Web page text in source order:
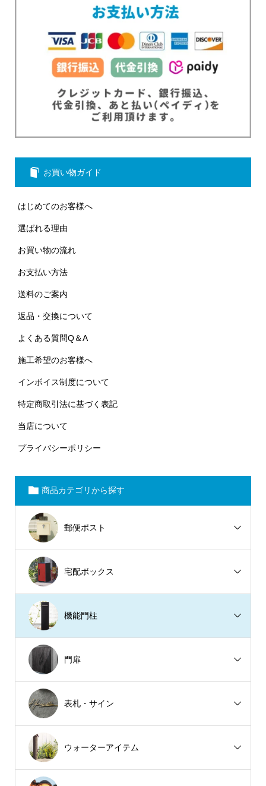
お買い物ガイド
はじめてのお客様へ
選ばれる理由
お買い物の流れ
お支払い方法
送料のご案内
返品・交換について
よくある質問Q＆A
施工希望のお客様へ
インボイス制度について
特定商取引法に基づく表記
当店について
プライバシーポリシー
商品カテゴリから探す
郵便ポスト
宅配ボックス
機能門柱
門扉
表札・サイン
ウォーターアイテム